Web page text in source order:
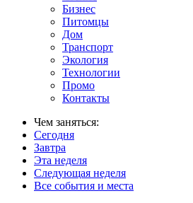
Бизнес
Питомцы
Дом
Транспорт
Экология
Технологии
Промо
Контакты
Чем заняться:
Сегодня
Завтра
Эта неделя
Следующая неделя
Все события и места